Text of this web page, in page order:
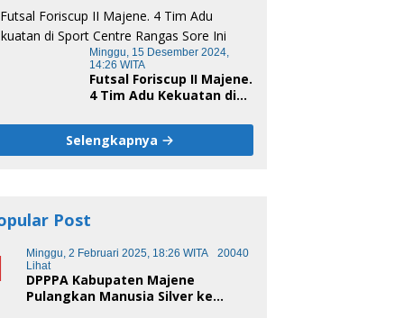
Minggu, 15 Desember 2024,
14:26 WITA
Futsal Foriscup II Majene.
4 Tim Adu Kekuatan di
Sore Ini
Selengkapnya
Post
Minggu, 2 Februari 2025, 18:26 WITA
20040
Lihat
DPPPA Kabupaten Majene
Pulangkan Manusia Silver ke